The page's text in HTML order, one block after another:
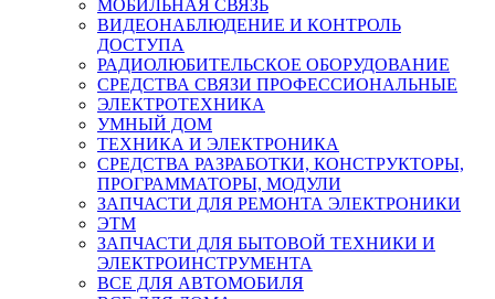
МОБИЛЬНАЯ СВЯЗЬ
ВИДЕОНАБЛЮДЕНИЕ И КОНТРОЛЬ
ДОСТУПА
РАДИОЛЮБИТЕЛЬСКОЕ ОБОРУДОВАНИЕ
СРЕДСТВА СВЯЗИ ПРОФЕССИОНАЛЬНЫЕ
ЭЛЕКТРОТЕХНИКА
УМНЫЙ ДОМ
ТЕХНИКА И ЭЛЕКТРОНИКА
СРЕДСТВА РАЗРАБОТКИ, КОНСТРУКТОРЫ,
ПРОГРАММАТОРЫ, МОДУЛИ
ЗАПЧАСТИ ДЛЯ РЕМОНТА ЭЛЕКТРОНИКИ
ЭТМ
ЗАПЧАСТИ ДЛЯ БЫТОВОЙ ТЕХНИКИ И
ЭЛЕКТРОИНСТРУМЕНТА
ВСЕ ДЛЯ АВТОМОБИЛЯ